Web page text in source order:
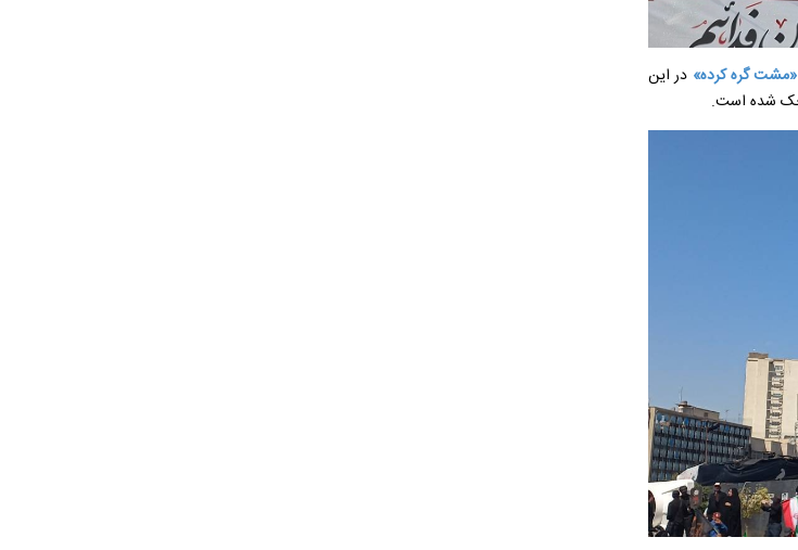
«مشت گره کرده» در این